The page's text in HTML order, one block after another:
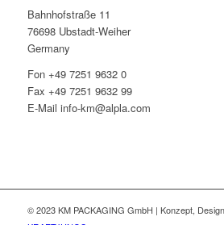
Bahnhofstraße 11
76698 Ubstadt-Weiher
Germany
Fon +49 7251 9632 0
Fax +49 7251 9632 99
E-Mail info-km@alpla.com
© 2023 KM PACKAGING GmbH | Konzept,